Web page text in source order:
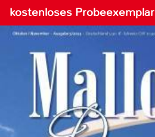
kostenloses Probeexemplar